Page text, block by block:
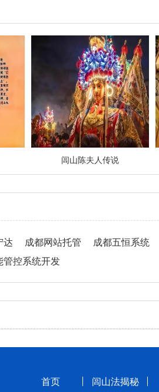
闾山陈夫人传说
达 成都网站托管 成都五恒系统
管控系统开发
首页 闾山法揭秘